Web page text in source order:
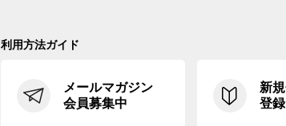
利用方法ガイド
メールマガジン
会員募集中
新
登